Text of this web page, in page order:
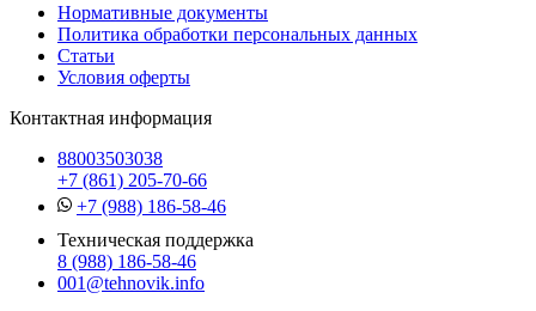
Нормативные документы
Политика обработки персональных данных
Статьи
Условия оферты
Контактная информация
88003503038
+7 (861) 205-70-66
+7 (988) 186-58-46
Техническая поддержка
8 (988) 186-58-46
001@tehnovik.info